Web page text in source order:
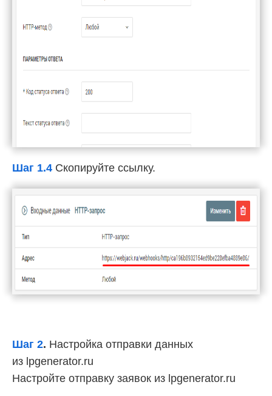
Шаг 1.4 Скопируйте ссылку.
Шаг 2. Настройка отправки данных
из lpgenerator.ru
Настройте отправку заявок из lpgenerator.ru